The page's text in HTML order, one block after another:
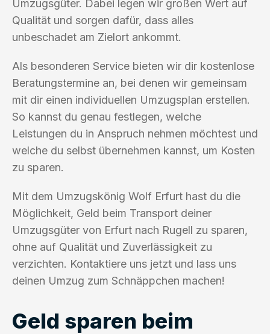
Umzugsgüter. Dabei legen wir großen Wert auf
Qualität und sorgen dafür, dass alles
unbeschadet am Zielort ankommt.
Als besonderen Service bieten wir dir kostenlose
Beratungstermine an, bei denen wir gemeinsam
mit dir einen individuellen Umzugsplan erstellen.
So kannst du genau festlegen, welche
Leistungen du in Anspruch nehmen möchtest und
welche du selbst übernehmen kannst, um Kosten
zu sparen.
Mit dem Umzugskönig Wolf Erfurt hast du die
Möglichkeit, Geld beim Transport deiner
Umzugsgüter von Erfurt nach Rugell zu sparen,
ohne auf Qualität und Zuverlässigkeit zu
verzichten. Kontaktiere uns jetzt und lass uns
deinen Umzug zum Schnäppchen machen!
Geld sparen beim